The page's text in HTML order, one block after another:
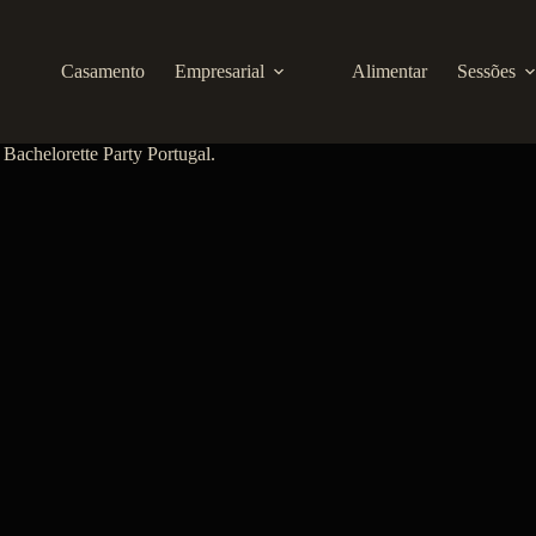
Casamento Empresarial Alimentar Sessões